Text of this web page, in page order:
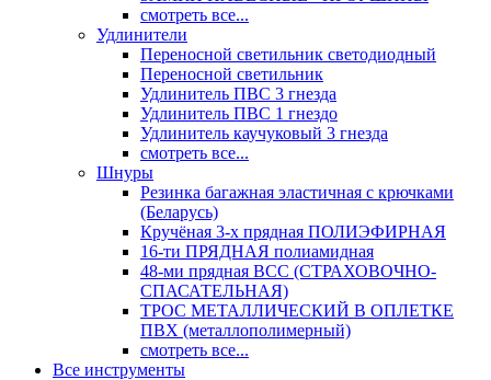
смотреть все...
Удлинители
Переносной светильник светодиодный
Переносной светильник
Удлинитель ПВС 3 гнезда
Удлинитель ПВС 1 гнездо
Удлинитель каучуковый 3 гнезда
смотреть все...
Шнуры
Резинка багажная эластичная с крючками
(Беларусь)
Кручёная 3-х прядная ПОЛИЭФИРНАЯ
16-ти ПРЯДНАЯ полиамидная
48-ми прядная ВСС (СТРАХОВОЧНО-
СПАСАТЕЛЬНАЯ)
ТРОС МЕТАЛЛИЧЕСКИЙ В ОПЛЕТКЕ
ПВХ (металлополимерный)
смотреть все...
Все инструменты